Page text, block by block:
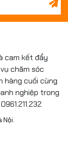
cam kết đẩy
chăm sóc
hàng cuối cùng
nghiệp trong
Nội.